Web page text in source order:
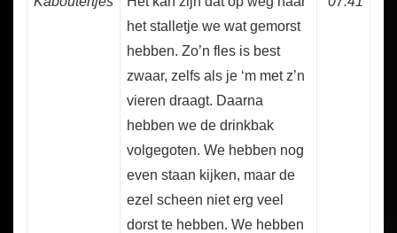
het stalletje we wat gemorst
hebben. Zo’n fles is best
zwaar, zelfs als je ‘m met z’n
vieren draagt. Daarna
hebben we de drinkbak
volgegoten. We hebben nog
even staan kijken, maar de
ezel scheen niet erg veel
dorst te hebben. We hebben